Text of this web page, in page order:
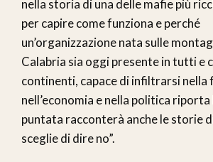
nella storia di una delle mafie più
per capire come funziona e perché
un’organizzazione nata sulle
Calabria sia oggi presente in tutti e
continenti, capace di infiltrarsi nella
nell’economia e nella politica riporta
puntata racconterà anche le storie
sceglie di dire no”.